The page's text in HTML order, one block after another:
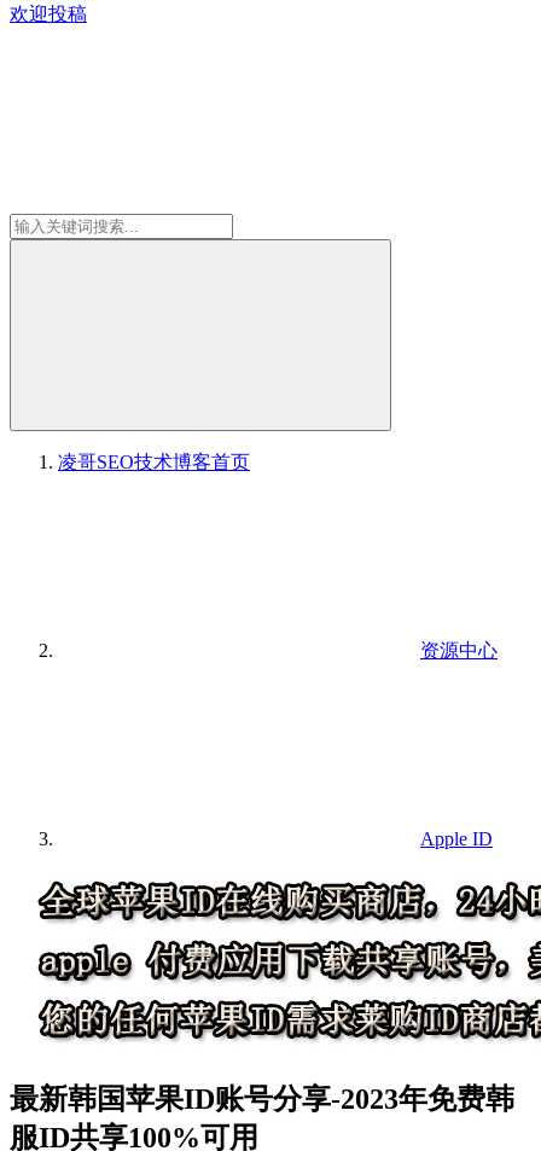
欢迎投稿
凌哥SEO技术博客首页
资源中心
Apple ID
最新韩国苹果ID账号分享-2023年免费韩
服ID共享100%可用